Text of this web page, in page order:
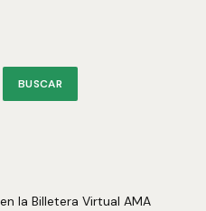
BUSCAR
la Billetera Virtual AMA